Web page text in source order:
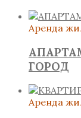
Аренда
ГОРОД
Аренда